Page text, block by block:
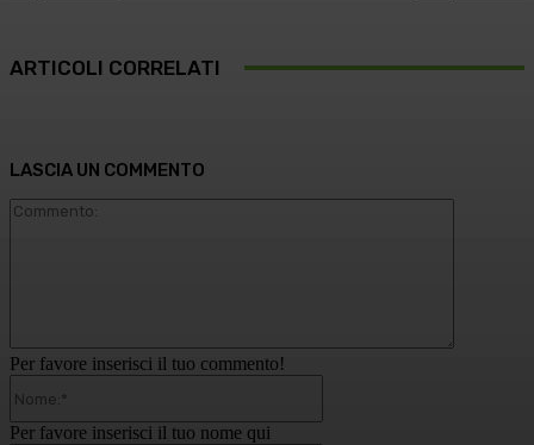
ARTICOLI CORRELATI
LASCIA UN COMMENTO
Per favore inserisci il tuo commento!
Per favore inserisci il tuo nome qui